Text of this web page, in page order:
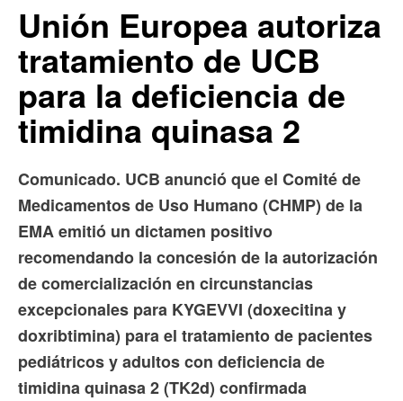
Unión Europea autoriza
tratamiento de UCB
para la deficiencia de
timidina quinasa 2
Comunicado. UCB anunció que el Comité de
Medicamentos de Uso Humano (CHMP) de la
EMA emitió un dictamen positivo
recomendando la concesión de la autorización
de comercialización en circunstancias
excepcionales para KYGEVVI (doxecitina y
doxribtimina) para el tratamiento de pacientes
pediátricos y adultos con deficiencia de
timidina quinasa 2 (TK2d) confirmada